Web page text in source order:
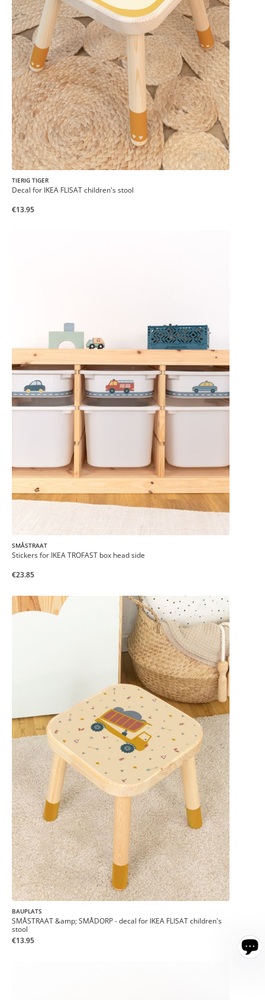
TIERIG TIGER
Decal for IKEA FLISAT children's stool
€13.95
SMÅSTRAAT
Stickers for IKEA TROFAST box head side
€23.85
BAUPLATS
SMÅSTRAAT &amp; SMÅDORP - decal for IKEA FLISAT children's
stool
€13.95